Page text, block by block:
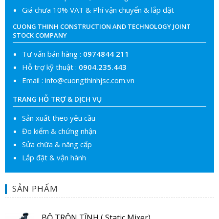
Giá chưa 10% VAT & Phí vận chuyển & lắp đặt
CUONG THINH CONSTRUCTION AND TECHNOLOGY JOINT
STOCK COMPANY
Tư vấn bán hàng : 0974844 211
Hỗ trợ kỹ thuật : 0904.235.443
Email :info@cuongthinhjsc.com.vn
TRANG HỖ TRỢ & DỊCH VỤ
Sản xuất theo yêu cầu
Đo kiểm & chứng nhận
Sửa chữa & nâng cấp
Lắp đặt & vận hành
SẢN PHẨM